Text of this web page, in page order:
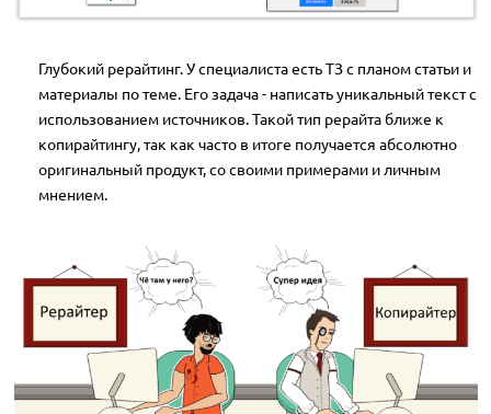
Глубокий рерайтинг. У специалиста есть ТЗ с планом статьи и
материалы по теме. Его задача - написать уникальный текст с
использованием источников. Такой тип рерайта ближе к
копирайтингу, так как часто в итоге получается абсолютно
оригинальный продукт, со своими примерами и личным
мнением.